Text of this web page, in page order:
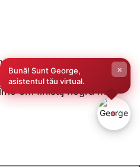
Performance
3m finisaj negru mat
Bună! Sunt George,
asistentul tău virtual.
×